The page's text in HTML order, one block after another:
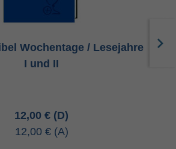
Wochentage / Lesejahre
I und II
12,00 €
12,00 €